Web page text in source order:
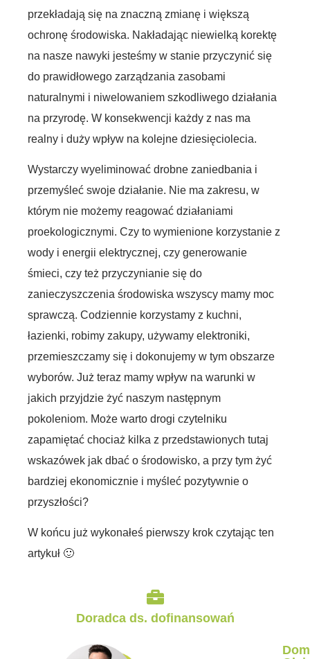
przekładają się na znaczną zmianę i większą
ochronę środowiska. Nakładając niewielką korektę
na nasze nawyki jesteśmy w stanie przyczynić się
do prawidłowego zarządzania zasobami
naturalnymi i niwelowaniem szkodliwego działania
na przyrodę. W konsekwencji każdy z nas ma
realny i duży wpływ na kolejne dziesięciolecia.
Wystarczy wyeliminować drobne zaniedbania i
przemyśleć swoje działanie. Nie ma zakresu, w
którym nie możemy reagować działaniami
proekologicznymi. Czy to wymienione korzystanie z
wody i energii elektrycznej, czy generowanie
śmieci, czy też przyczynianie się do
zanieczyszczenia środowiska wszyscy mamy moc
sprawczą. Codziennie korzystamy z kuchni,
łazienki, robimy zakupy, używamy elektroniki,
przemieszczamy się i dokonujemy w tym obszarze
wyborów. Już teraz mamy wpływ na warunki w
jakich przyjdzie żyć naszym następnym
pokoleniom. Może warto drogi czytelniku
zapamiętać chociaż kilka z przedstawionych tutaj
wskazówek jak dbać o środowisko, a przy tym żyć
bardziej ekonomicznie i myśleć pozytywnie o
przyszłości?
W końcu już wykonałeś pierwszy krok czytając ten
artykuł 🙂
Doradca ds. dofinansowań